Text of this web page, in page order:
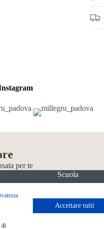
per te
Scuola
di
Accettare tutti